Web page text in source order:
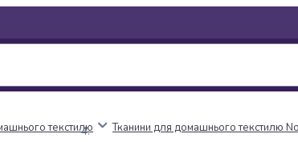
текстилю Тканини для домашнього текстилю